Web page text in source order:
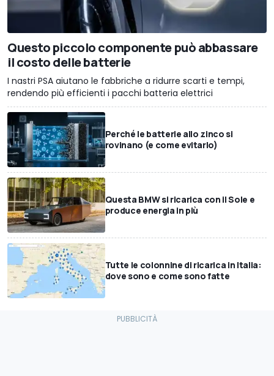
Questo piccolo componente può abbassare
il costo delle batterie
I nastri PSA aiutano le fabbriche a ridurre scarti e tempi,
rendendo più efficienti i pacchi batteria elettrici
Perché le batterie allo zinco si
rovinano (e come evitarlo)
Questa BMW si ricarica con il Sole e
produce energia in più
Tutte le colonnine di ricarica in Italia:
dove sono e come sono fatte